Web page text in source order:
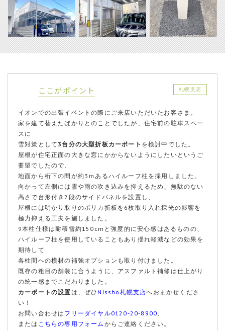
ここがポイント 札幌支店
イオンでの出張イベントの際にご来店いただいたお客さま。
家を建て替えたばかりとのことでしたが、住宅前の駐車スペー
スに
雪対策として 3台分の大型折板カーポート を検討中でした。
屋根が住宅正面の大きな窓にかからないようにしたいというご
要望でしたので、
地面から桁下の間が約3ｍあるハイルーフ柱を採用しました。
向かって左側には雪や雨の吹き込みを抑えるため、無駄のない
高さで台形付き2段のサイドパネルを設置し、
屋根には明かり取りのポリカ折板を6枚取り入れ採光の影響を
極力抑える工夫を施しました。
9本柱仕様は耐積雪約150cmと強度的に安心感はあるものの、
ハイルーフ柱を使用していることもあり揺れ軽減などの効果を
期待して
各柱間への横材の補強オプションも取り付けました。
既存の粗目の舗装に合うように、アスファルト補修は仕上がり
の統一感までこだわりました。
カーポートの設置は、ぜひ Nissho札幌支店へおまかせくださ
い！
お問い合わせは フリーダイヤル0120-20-8900、
または こちらの専用フォーム からご連絡ください。